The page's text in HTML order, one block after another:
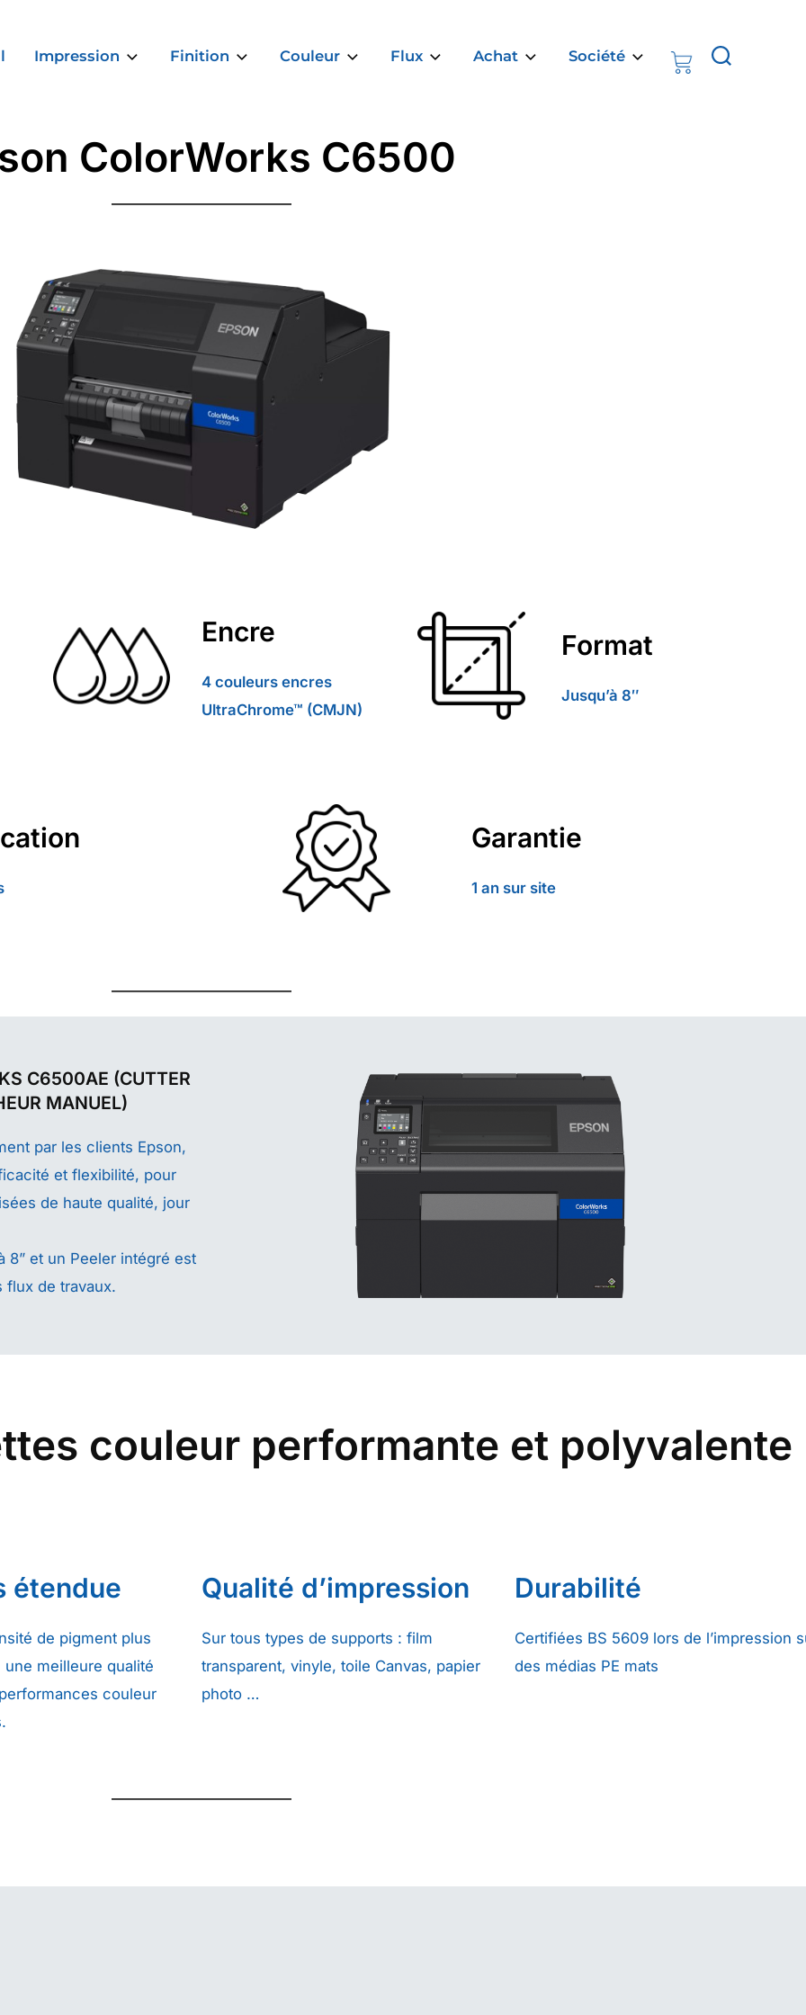
Impression Finition Couleur Flux Achat Société
Rechercher :
ColorWorks C6500
Encre
4 couleurs encres
UltraChrome™ (CMJN)
Format
Jusqu’à 8″
Garantie
1 an sur site
C6500AE (CUTTER
MANUEL)
par les clients Epson,
et flexibilité, pour
de haute qualité, jour
8” et un Peeler intégré est
flux de travaux.
couleur performante et polyvalente
étendue
de pigment plus
meilleure qualité
couleur
Qualité d’impression
Sur tous types de supports : film
transparent, vinyle, toile Canvas, papier
photo …
Durabilité
Certifiées BS 5609 lors de l’impression
des médias PE mats